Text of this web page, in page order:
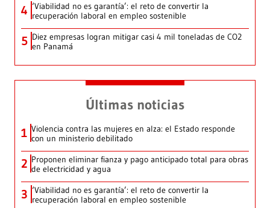
4 ‘Viabilidad no es garantía’: el reto de convertir la
recuperación laboral en empleo sostenible
5 Diez empresas logran mitigar casi 4 mil toneladas de CO2
en Panamá
Últimas noticias
1 Violencia contra las mujeres en alza: el Estado responde
con un ministerio debilitado
2 Proponen eliminar fianza y pago anticipado total para obras
de electricidad y agua
3 ‘Viabilidad no es garantía’: el reto de convertir la
recuperación laboral en empleo sostenible